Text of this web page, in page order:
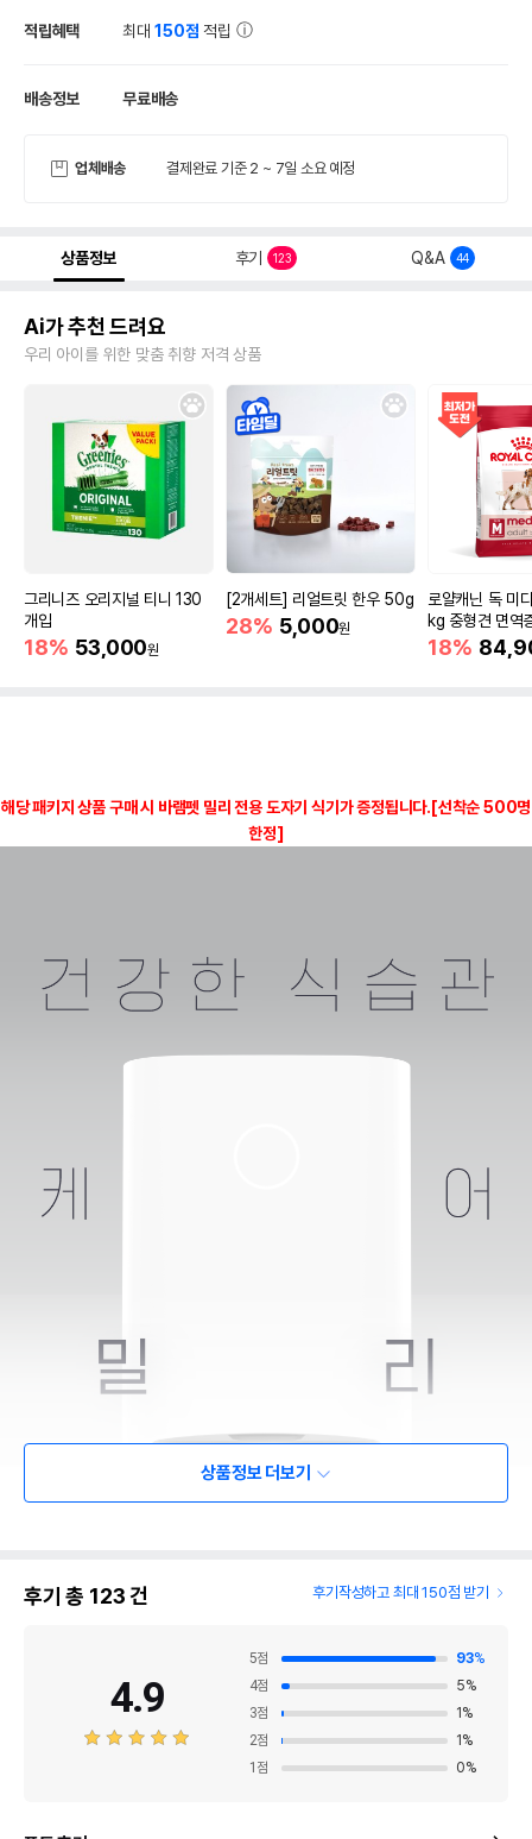
적립혜택 최대150점 적립
배송정보 무료배송
업체배송 결제완료 기준 2 ~ 7일 소요 예정
상품정보 후기 123 Q&A 44
Ai가 추천 드려요
우리 아이를 위한 맞춤 취향 저격 상품
그리니즈 오리지널 티니 130
개입
18% 53,000원
[2개세트] 리얼트릿 한우 50g
28% 5,000원
로얄캐닌 독 미
kg 중형견 면역
18%
해당 패키지 상품 구매 시 바램펫 밀리 전용 도자기 식기가 증정됩니다.[선착순 500명
한정]
상품정보 더보기
후기 총 123건 후기작성하고 최대 150점 받기
4.9
5점 93%
4점 5%
3점 1 %
2점 1 %
1 점 0%